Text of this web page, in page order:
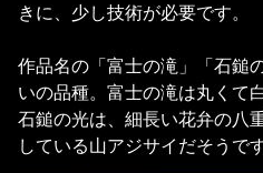
きに、少し技術が必要です。
作品名の「富士の滝」「石鎚
いの品種。富士の滝は丸くて
石鎚の光は、細長い花弁の八
している山アジサイだそうです